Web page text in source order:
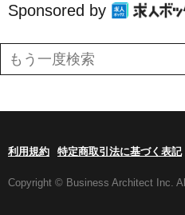
Sponsored by
利用規約 特定商取引法に基づく表記
Copyright © Business Architect Inc.